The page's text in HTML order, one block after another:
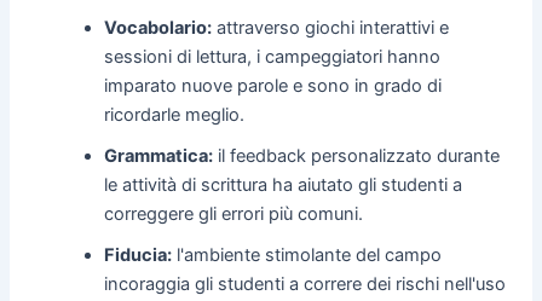
Vocabolario: attraverso giochi interattivi e
sessioni di lettura, i campeggiatori hanno
imparato nuove parole e sono in grado di
ricordarle meglio.
Grammatica: il feedback personalizzato durante
le attività di scrittura ha aiutato gli studenti a
correggere gli errori più comuni.
Fiducia: l'ambiente stimolante del campo
incoraggia gli studenti a correre dei rischi nell'uso